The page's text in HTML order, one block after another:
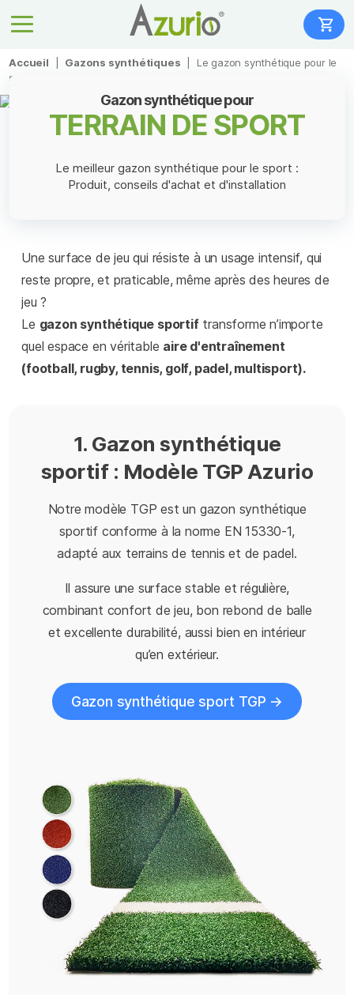
Accueil Gazons synthétiques
Le gazon synthétique pour le
sport
Gazon synthétique pour
TERRAIN DE SPORT
Le meilleur gazon synthétique pour le sport :
Produit, conseils d'achat et d'installation
Une surface de jeu qui résiste à un usage intensif, qui
reste propre, et praticable, même après des heures de
jeu ?
Le gazon synthétique sportiftransforme n’importe
quel espace en véritable aire d'entraînement
(football, rugby, tennis, golf, padel, multisport).
1. Gazon synthétique
sportif : Modèle TGP Azurio
Notre modèle TGP est un gazon synthétique
sportif conforme à la norme EN 15330-1,
adapté aux terrains de tennis et de padel.
Il assure une surface stable et régulière,
combinant confort de jeu, bon rebond de balle
et excellente durabilité, aussi bien en intérieur
qu’en extérieur.
Gazon synthétique sport TGP →